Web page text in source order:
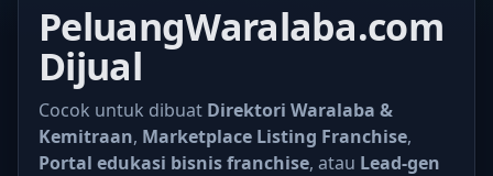
PeluangWaralaba.com
Dijual
Cocok untuk dibuat Direktori Waralaba &
Kemitraan, Marketplace Listing Franchise,
Portal edukasi bisnis franchise, atau Lead-gen